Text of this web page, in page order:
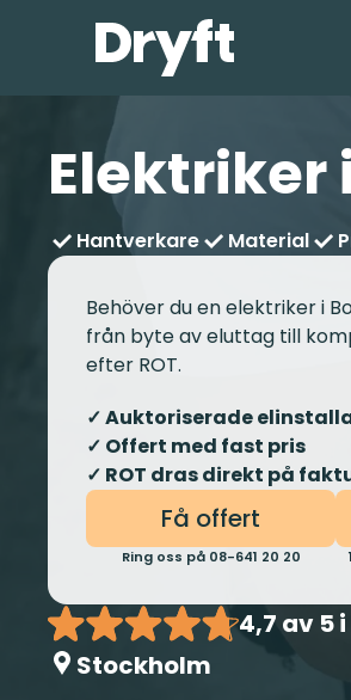
Elektriker
Hantverkare Material
Behöver du en elektriker i
från byte av eluttag till
efter ROT.
✓ Auktoriserade
✓ Offert med fast pris
✓ ROT dras direkt på
Få offert
Ring oss på 08-641 20 20
4,7 av 5
Stockholm